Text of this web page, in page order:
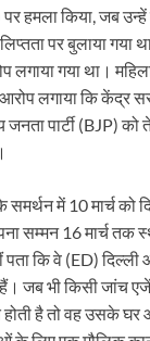
हमला किया, जब उन्हें
पर बुलाया गया
लगाया गया था।
लगाया कि केंद्र
जनता पार्टी (BJP)
में 10 मार्च को
सम्मन 16 मार्च तक
कि वे (ED)
जब भी किसी जांच
है तो वह उसके